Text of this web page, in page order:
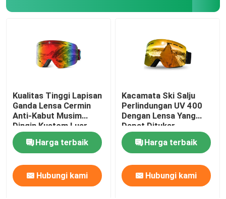
Kualitas Tinggi Lapisan
Ganda Lensa Cermin
Anti-Kabut Musim
Dingin Kustom Luar
Ruangan Salju Olahraga
Snowboard Olahraga
Kacamata Kacamata
Ski
Harga terbaik
Hubungi kami
Kacamata Ski Salju
Perlindungan UV 400
Dengan Lensa Yang
Dapat Ditukar
Harga terbaik
Hubungi kami